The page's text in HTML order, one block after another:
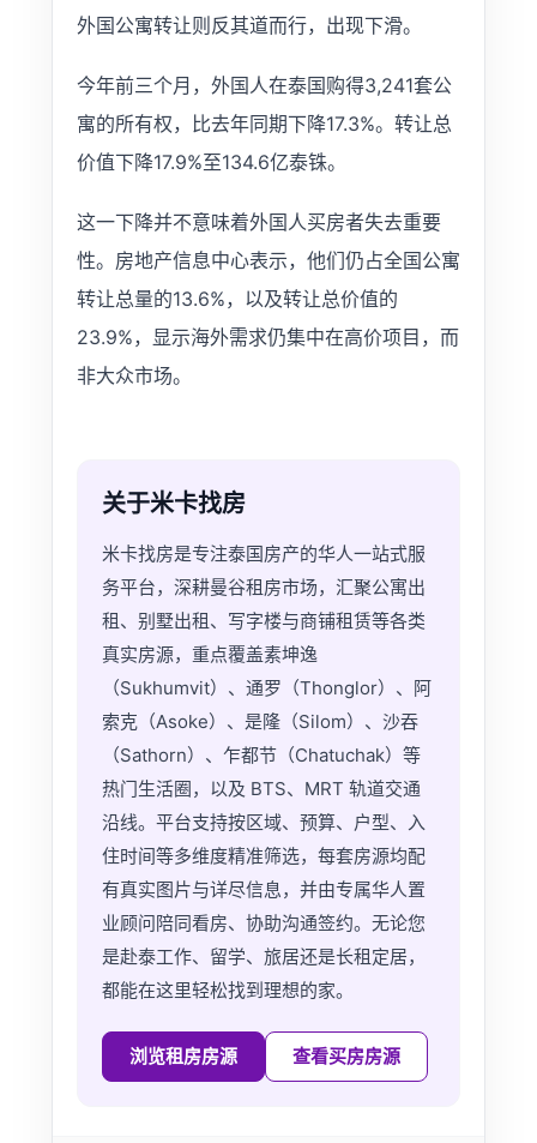
外国公寓转让则反其道而行，出现下滑。
今年前三个月，外国人在泰国购得3,241套公
寓的所有权，比去年同期下降17.3%。转让总
价值下降17.9%至134.6亿泰铢。
这一下降并不意味着外国人买房者失去重要
性。房地产信息中心表示，他们仍占全国公寓
转让总量的13.6%，以及转让总价值的
23.9%，显示海外需求仍集中在高价项目，而
非大众市场。
关于米卡找房
米卡找房是专注泰国房产的华人一站式服
务平台，深耕曼谷租房市场，汇聚公寓出
租、别墅出租、写字楼与商铺租赁等各类
真实房源，重点覆盖素坤逸
（Sukhumvit）、通罗（Thonglor）、阿
索克（Asoke）、是隆（Silom）、沙吞
（Sathorn）、乍都节（Chatuchak）等
热门生活圈，以及 BTS、MRT 轨道交通
沿线。平台支持按区域、预算、户型、入
住时间等多维度精准筛选，每套房源均配
有真实图片与详尽信息，并由专属华人置
业顾问陪同看房、协助沟通签约。无论您
是赴泰工作、留学、旅居还是长租定居，
都能在这里轻松找到理想的家。
浏览租房房源 查看买房房源